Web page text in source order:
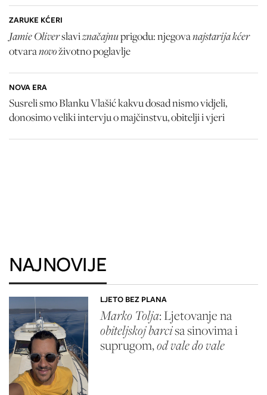
ZARUKE KĆERI
Jamie Oliverslaviznačajnuprigodu: njegovanajstarija kćer
otvaranovoživotno poglavlje
NOVA ERA
Susreli smo Blanku Vlašić kakvu dosad nismo vidjeli,
donosimo veliki intervju o majčinstvu, obitelji i vjeri
NAJNOVIJE
LJETO BEZ PLANA
Marko Tolja: Ljetovanje na
obiteljskoj barcisa sinovima i
suprugom,od vale do vale